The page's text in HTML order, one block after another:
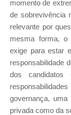
momento de
de sobrevivência
relevante por
mesma forma, o
exige para estar
responsabilidade
dos
governança,
privada como da